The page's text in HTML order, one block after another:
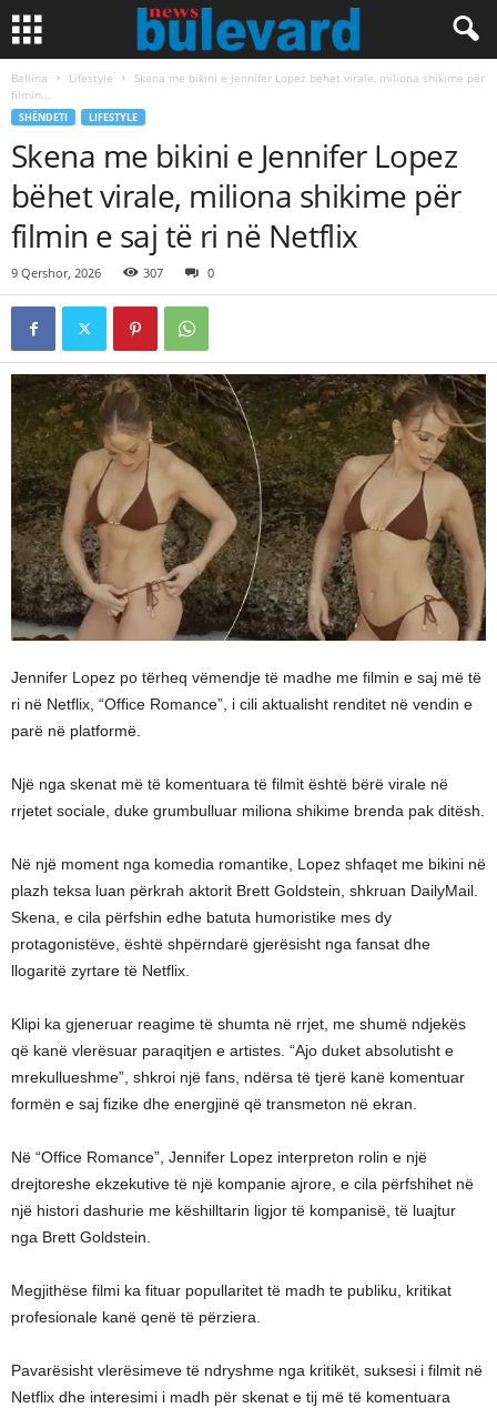
Ballina Lifestyle
Skena me bikini e Jennifer Lopez bëhet virale, miliona shikime për
filmin...
SHËNDETI LIFESTYLE
Skena me bikini e Jennifer Lopez
bëhet virale, miliona shikime për
filmin e saj të ri në Netflix
9 Qershor, 2026 307 0
Jennifer Lopez po tërheq vëmendje të madhe me filmin e saj më të
ri në Netflix, “Office Romance”, i cili aktualisht renditet në vendin e
parë në platformë.
Një nga skenat më të komentuara të filmit është bërë virale në
rrjetet sociale, duke grumbulluar miliona shikime brenda pak ditësh.
Në një moment nga komedia romantike, Lopez shfaqet me bikini në
plazh teksa luan përkrah aktorit Brett Goldstein, shkruan DailyMail.
Skena, e cila përfshin edhe batuta humoristike mes dy
protagonistëve, është shpërndarë gjerësisht nga fansat dhe
llogaritë zyrtare të Netflix.
Klipi ka gjeneruar reagime të shumta në rrjet, me shumë ndjekës
që kanë vlerësuar paraqitjen e artistes. “Ajo duket absolutisht e
mrekullueshme”, shkroi një fans, ndërsa të tjerë kanë komentuar
formën e saj fizike dhe energjinë që transmeton në ekran.
Në “Office Romance”, Jennifer Lopez interpreton rolin e një
drejtoreshe ekzekutive të një kompanie ajrore, e cila përfshihet në
një histori dashurie me këshilltarin ligjor të kompanisë, të luajtur
nga Brett Goldstein.
Megjithëse filmi ka fituar popullaritet të madh te publiku, kritikat
profesionale kanë qenë të përziera.
Pavarësisht vlerësimeve të ndryshme nga kritikët, suksesi i filmit në
Netflix dhe interesimi i madh për skenat e tij më të komentuara